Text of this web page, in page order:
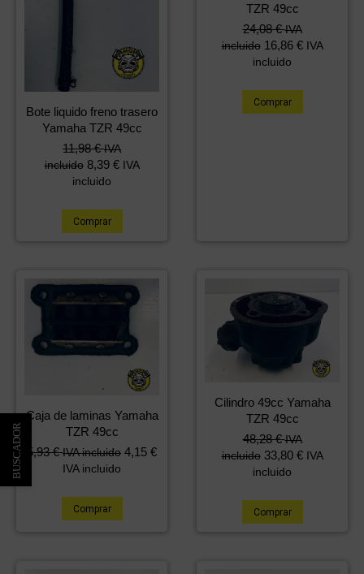
Bote liquido freno trasero
Yamaha TZR 49cc
11,98€ IVA
incluido 8,39 € IVA
incluido
Comprar
TZR 49cc
24,08€ IVA
incluido 16,86 € IVA
incluido
Comprar
Caja de laminas Yamaha
TZR 49cc
5,93€ IVA incluido 4,15 €
IVA incluido
Comprar
Cilindro 49cc Yamaha
TZR 49cc
48,28€ IVA
incluido 33,80 € IVA
incluido
Comprar